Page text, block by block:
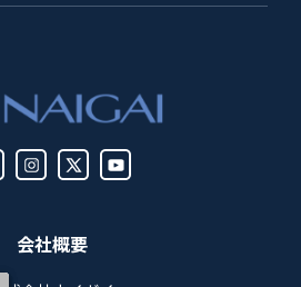
会社概要